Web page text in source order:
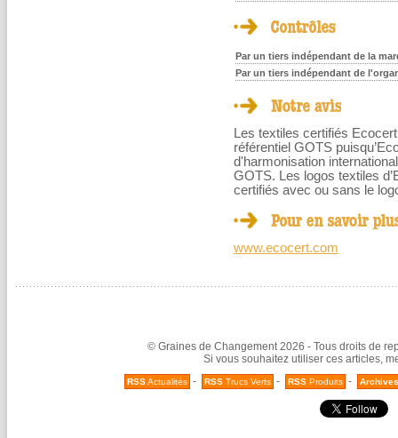
Par un tiers indépendant de la
Par un tiers indépendant de
Les textiles certifiés
référentiel GOTS
d'harmonisation
GOTS. Les logos textiles
certifiés avec ou sans le
www.ecocert.com
© Graines de Changement 2026 - Tous droits de
Si vous souhaitez utiliser ces articles,
RSSActualités - RSS Trucs Verts - RSS Produits - Archives